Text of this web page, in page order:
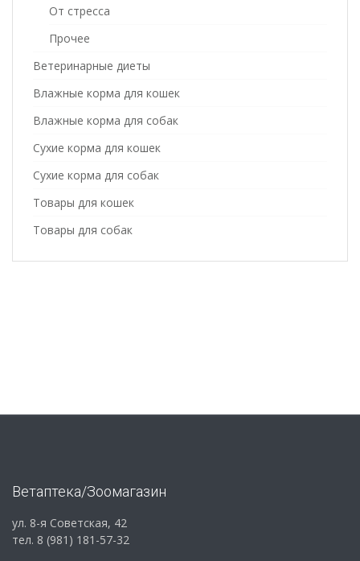
От стресса
Прочее
Ветеринарные диеты
Влажные корма для кошек
Влажные корма для собак
Сухие корма для кошек
Сухие корма для собак
Товары для кошек
Товары для собак
Ветаптека/Зоомагазин
ул. 8-я Советская, 42
тел. 8 (981) 181-57-32